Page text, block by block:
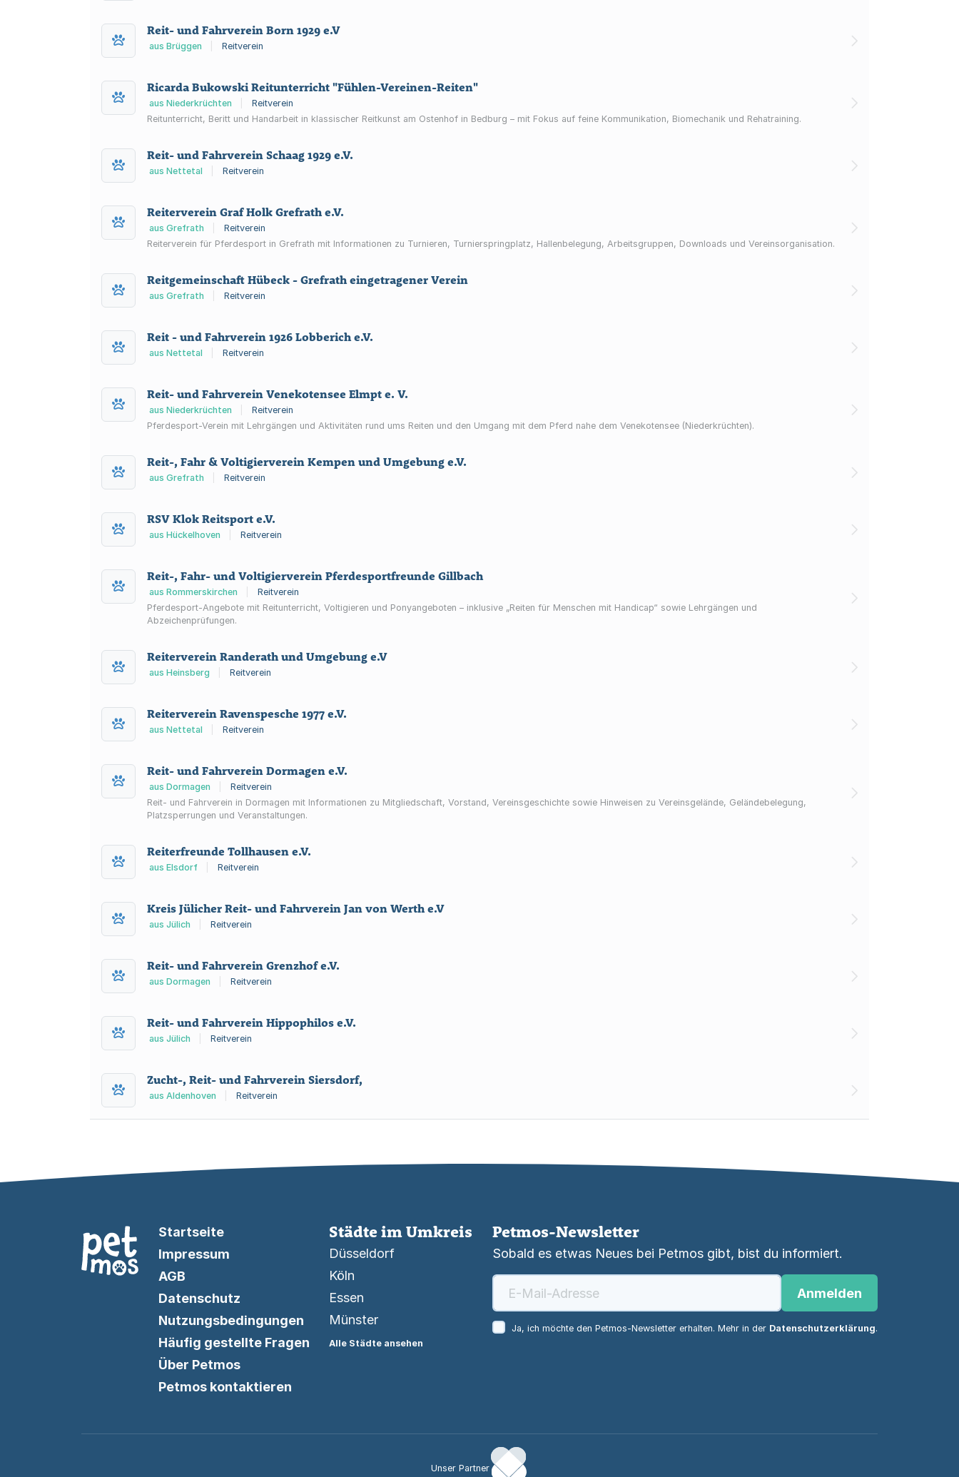
Reit- und Fahrverein Born 1929 e.V
aus Brüggen Reitverein
Ricarda Bukowski Reitunterricht "Fühlen-Vereinen-Reiten"
aus Niederkrüchten
Reitverein
Reitunterricht, Beritt und Handarbeit in klassischer Reitkunst am Ostenhof in Bedburg – mit Fokus auf feine Kommunikation, Biomechanik und Rehatraining.
Reit- und Fahrverein Schaag 1929 e.V.
aus Nettetal Reitverein
Reiterverein Graf Holk Grefrath e.V.
aus Grefrath
Reitverein
Reiterverein für Pferdesport in Grefrath mit Informationen zu Turnieren, Turnierspringplatz, Hallenbelegung, Arbeitsgruppen, Downloads und Vereinsorganisation.
Reitgemeinschaft Hübeck - Grefrath eingetragener Verein
aus Grefrath Reitverein
Reit - und Fahrverein 1926 Lobberich e.V.
aus Nettetal Reitverein
Reit- und Fahrverein Venekotensee Elmpt e. V.
aus Niederkrüchten
Reitverein
Pferdesport-Verein mit Lehrgängen und Aktivitäten rund ums Reiten und den Umgang mit dem Pferd nahe dem Venekotensee (Niederkrüchten).
Reit-, Fahr & Voltigierverein Kempen und Umgebung e.V.
aus Grefrath Reitverein
RSV Klok Reitsport e.V.
aus Hückelhoven Reitverein
Reit-, Fahr- und Voltigierverein Pferdesportfreunde Gillbach
aus Rommerskirchen
Reitverein
Pferdesport-Angebote mit Reitunterricht, Voltigieren und Ponyangeboten – inklusive „Reiten für Menschen mit Handicap“ sowie Lehrgängen und
Abzeichenprüfungen.
Reiterverein Randerath und Umgebung e.V
aus Heinsberg Reitverein
Reiterverein Ravenspesche 1977 e.V.
aus Nettetal Reitverein
Reit- und Fahrverein Dormagen e.V.
aus Dormagen
Reitverein
Reit- und Fahrverein in Dormagen mit Informationen zu Mitgliedschaft, Vorstand, Vereinsgeschichte sowie Hinweisen zu Vereinsgelände, Geländebelegung,
Platzsperrungen und Veranstaltungen.
Reiterfreunde Tollhausen e.V.
aus Elsdorf Reitverein
Kreis Jülicher Reit- und Fahrverein Jan von Werth e.V
aus Jülich Reitverein
Reit- und Fahrverein Grenzhof e.V.
aus Dormagen Reitverein
Reit- und Fahrverein Hippophilos e.V.
aus Jülich Reitverein
Zucht-, Reit- und Fahrverein Siersdorf,
aus Aldenhoven Reitverein
Startseite
Impressum
AGB
Datenschutz
Nutzungsbedingungen
Häufig gestellte Fragen
Über Petmos
Petmos kontaktieren
Städte im Umkreis
Düsseldorf
Köln
Essen
Münster
Alle Städte ansehen
Petmos-Newsletter
Sobald es etwas Neues bei Petmos gibt, bist du informiert.
Anmelden
Ja, ich möchte den Petmos-Newsletter erhalten. Mehr in der Datenschutzerklärung.
Unser Partner